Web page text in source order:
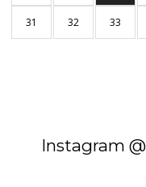
31 32 33
Instagram